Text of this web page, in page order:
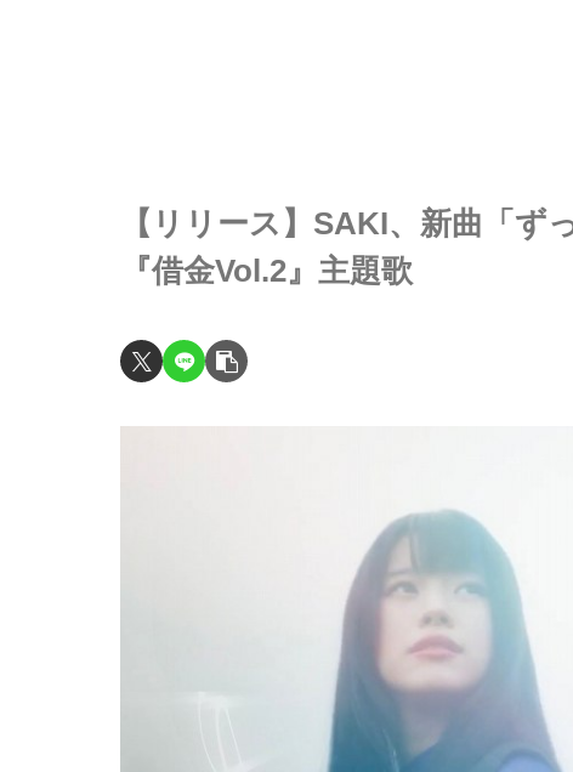
【リリース】SAKI、新曲「ず
『借金Vol.2』主題歌